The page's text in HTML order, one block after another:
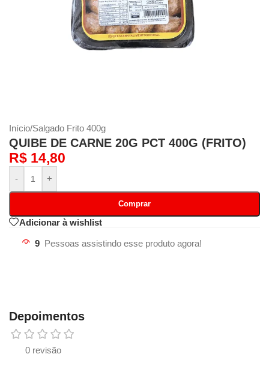
Início/Salgado Frito 400g
QUIBE DE CARNE 20G PCT 400G (FRITO)
R$ 14,80
- +
Comprar
Adicionar à wishlist
9 Pessoas assistindo esse produto agora!
Depoimentos
0 revisão